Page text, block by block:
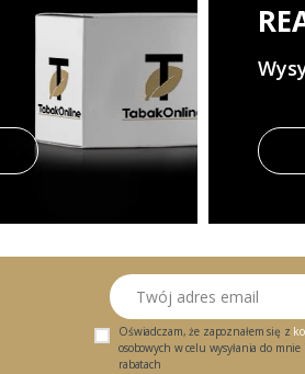
Twój adres email
Oświadczam, że zapoznałem się z
osobowych w celu wysyłania do
rabatach